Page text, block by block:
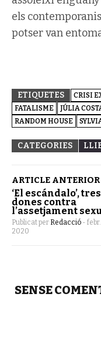
els
potser van
ETIQUETES CRISI
FATALISME
JÚLIA
RANDOM HOUSE
CATEGORIES
ARTICLE ANTERIOR
‘El escándalo’, tres
dones contra
l’assetjament
Publicat per Redacció - febr.
2020
SENSE